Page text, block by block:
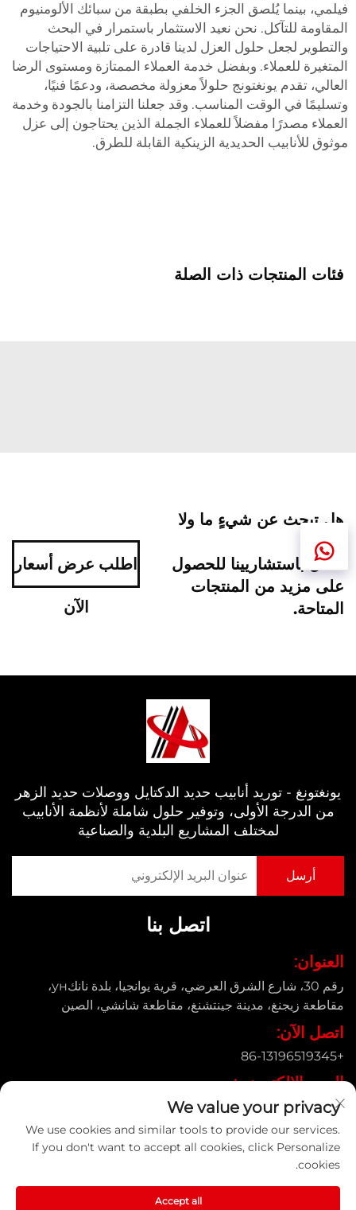
فيلمي، بينما يُلصق الجزء الخلفي بطبقة من سبائك الألومنيوم
المقاومة للتآكل. نحن نعيد الاستثمار باستمرار في البحث
والتطوير لجعل حلول العزل لدينا قادرة على تلبية الاحتياجات
المتغيرة للعملاء. وبفضل خدمة العملاء الممتازة ومستوى الرضا
العالي، تقدم يونغتونج حلولاً معزولة مخصصة، ودعمًا فنيًا،
وتسليمًا في الوقت المناسب. وقد جعلنا التزامنا بالجودة وخدمة
العملاء مصدرًا مفضلاً للعملاء الجملة الذين يحتاجون إلى عزل
موثوق للأنابيب الحديدية الزينكية القابلة للطرق.
فئات المنتجات ذات الصلة
هل تبحث عن شيءٍ ما ولا
تجده؟
اتصل باستشاريينا للحصول
على مزيد من المنتجات
المتاحة.
اطلب عرض أسعار
الآن
يونغتونغ - توريد أنابيب حديد الدكتايل ووصلات حديد الزهر
من الدرجة الأولى، وتوفير حلول شاملة لأنظمة الأنابيب
لمختلف المشاريع البلدية والصناعية
اتصل بنا
العنوان:
رقم 30، شارع الشرق العرضي، قرية يوانجيا، بلدة نانكун،
مقاطعة زيجنغ، مدينة جينتشنغ، مقاطعة شانشي، الصين
اتصل الآن:
+86-13196519345
البريد الإلكتروني:
[email protected]
حقوق النسخ © شركة شانشي يونغتونغ لأنابيب الصب المحدودة. جميع
الحقوق محفوظة |سياسة الخصوصية
We value your privacy
We use cookies and similar tools to provide our services.
If you don't want to accept all cookies, click Personalize
cookies.
Accept all